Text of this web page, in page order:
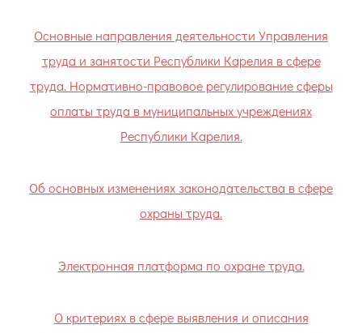
Основные направления деятельности Управления
труда и занятости Республики Карелия в сфере
труда. Нормативно-правовое регулирование сферы
оплаты труда в муниципальных учреждениях
Республики Карелия.
Об основных изменениях законодательства в сфере
охраны труда.
Электронная платформа по охране труда.
О критериях в сфере выявления и описания